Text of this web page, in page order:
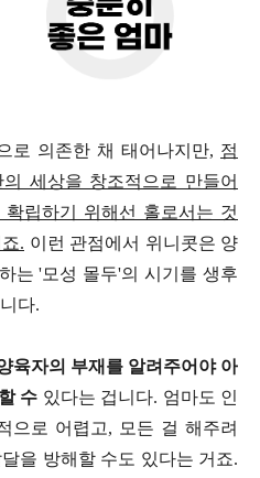
로 의존한 채 태어나지만, 점
세상을 창조적으로 만들어
립하기 위해선 홀로서는 것
. 이런 관점에서 위니콧은 양
는 '모성 몰두'의 시기를 생후
다.
육자의 부재를 알려주어야 아
수 있다는 겁니다. 엄마도 인
으로 어렵고, 모든 걸 해주려
을 방해할 수도 있다는 거죠.